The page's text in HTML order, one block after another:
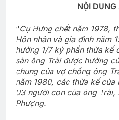
NỘI DUNG
“Cụ Hưng chết năm 1978,
Hôn nhân và gia đình năm
hưởng 1/7 kỷ phần thừa kế
sản ông Trải được hưởng
chung của vợ chồng ông
năm 1980, các thừa kế
03 người con của ông
Phượng.